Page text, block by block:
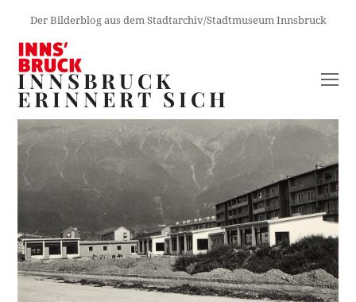
Der Bilderblog aus dem Stadtarchiv/Stadtmuseum Innsbruck
INNSBRUCK
ERINNERT SICH